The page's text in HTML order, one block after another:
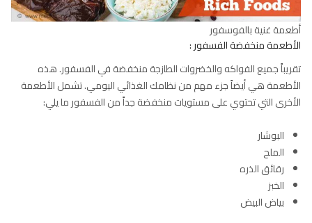
أطعمة غنية بالفوسفور
الأطعمة منخفضة الفسفور :
تقريباً جميع الفواكه والخضروات الطازجة منخفضة في الفسفور. هذه
الأطعمة هي أيضاً جزء مهم من نظامك الغذائي اليومي. تشمل الأطعمة
الأخرى التي تحتوي على مستويات منخفضة جداً من الفسفور ما يلي:
البوشار
الملح
رقائق الذره
الخبز
بياض البيض